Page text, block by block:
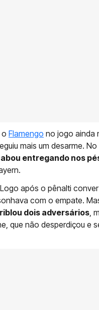
Flamengo no jogo ainda
mais um desarme.
entregando nos
após o pênalti
com o empate.
dois adversários,
que não desperdiçou e